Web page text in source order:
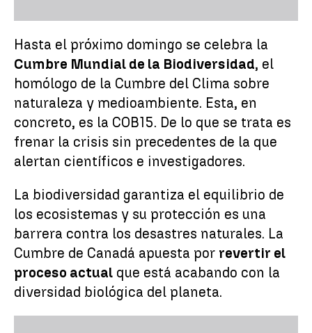
Hasta el próximo domingo se celebra la
Cumbre Mundial de la Biodiversidad, el
homólogo de la Cumbre del Clima sobre
naturaleza y medioambiente. Esta, en
concreto, es la COB15. De lo que se trata es
frenar la crisis sin precedentes de la que
alertan científicos e investigadores.
La biodiversidad garantiza el equilibrio de
los ecosistemas y su protección es una
barrera contra los desastres naturales. La
Cumbre de Canadá apuesta por revertir el
proceso actual que está acabando con la
diversidad biológica del planeta.